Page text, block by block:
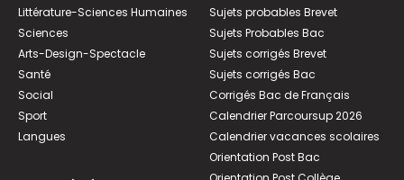
Littérature-Sciences Humaines
Sciences
Arts-Design-Spectacle
Santé
Social
Sport
Langues
Sujets probables Brevet
Sujets Probables Bac
Sujets corrigés Brevet
Sujets corrigés Bac
Corrigés Bac de Français
Calendrier Parcoursup 2026
Calendrier vacances scolaires
Orientation Post Bac